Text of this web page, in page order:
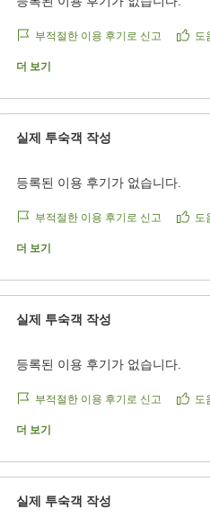
부적절한 이용 후기로 신고 도
더 보기
실제 투숙객 작성
등록된 이용 후기가 없습니다.
부적절한 이용 후기로 신고 도
더 보기
실제 투숙객 작성
등록된 이용 후기가 없습니다.
부적절한 이용 후기로 신고 도
더 보기
실제 투숙객 작성